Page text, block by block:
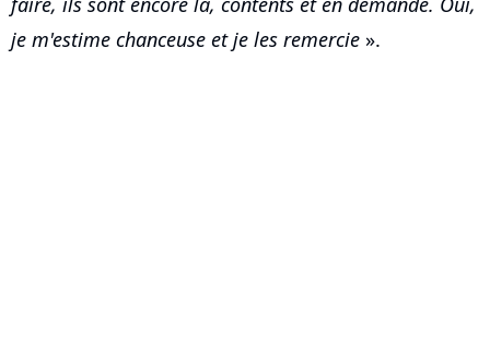
je m'estime chanceuse et je les remercie ».